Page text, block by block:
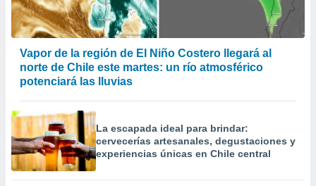
Vapor de la región de El Niño Costero llegará al
norte de Chile este martes: un río atmosférico
potenciará las lluvias
La escapada ideal para brindar:
cervecerías artesanales, degustaciones y
experiencias únicas en Chile central